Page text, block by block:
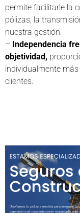
permite facilitarle la
pólizas, la
nuestra gestión.
– Independencia
objetividad,
individualmente
clientes.